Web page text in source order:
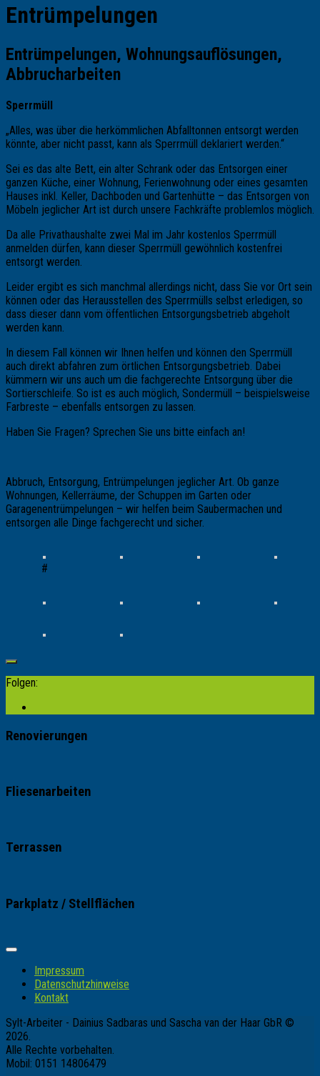
Entrümpelungen
Entrümpelungen, Wohnungsauflösungen,
Abbrucharbeiten
Sperrmüll
„Alles, was über die herkömmlichen Abfalltonnen entsorgt werden
könnte, aber nicht passt, kann als Sperrmüll deklariert werden.“
Sei es das alte Bett, ein alter Schrank oder das Entsorgen einer
ganzen Küche, einer Wohnung, Ferienwohnung oder eines gesamten
Hauses inkl. Keller, Dachboden und Gartenhütte – das Entsorgen von
Möbeln jeglicher Art ist durch unsere Fachkräfte problemlos möglich.
Da alle Privathaushalte zwei Mal im Jahr kostenlos Sperrmüll
anmelden dürfen, kann dieser Sperrmüll gewöhnlich kostenfrei
entsorgt werden.
Leider ergibt es sich manchmal allerdings nicht, dass Sie vor Ort sein
können oder das Herausstellen des Sperrmülls selbst erledigen, so
dass dieser dann vom öffentlichen Entsorgungsbetrieb abgeholt
werden kann.
In diesem Fall können wir Ihnen helfen und können den Sperrmüll
auch direkt abfahren zum örtlichen Entsorgungsbetrieb. Dabei
kümmern wir uns auch um die fachgerechte Entsorgung über die
Sortierschleife. So ist es auch möglich, Sondermüll – beispielsweise
Farbreste – ebenfalls entsorgen zu lassen.
Haben Sie Fragen? Sprechen Sie uns bitte einfach an!
Abbruch, Entsorgung, Entrümpelungen jeglicher Art. Ob ganze
Wohnungen, Kellerräume, der Schuppen im Garten oder
Garagenentrümpelungen – wir helfen beim Saubermachen und
entsorgen alle Dinge fachgerecht und sicher.
#
Folgen:
Renovierungen
Fliesenarbeiten
Terrassen
Parkplatz / Stellflächen
Impressum
Datenschutzhinweise
Kontakt
Sylt-Arbeiter - Dainius Sadbaras und Sascha van der Haar GbR ©
2026.
Alle Rechte vorbehalten.
Mobil: 0151 14806479